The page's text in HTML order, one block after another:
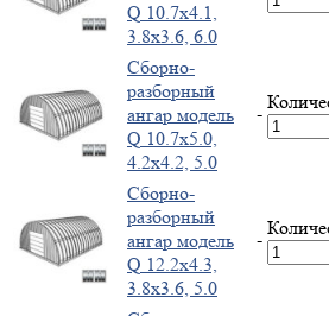
Q 10.7x4.1,
3.8x3.6, 6.0
Cборно-
разборный
ангар модель
Q 10.7x5.0,
4.2x4.2, 5.0
-
Cборно-
разборный
ангар модель
Q 12.2x4.3,
3.8x3.6, 5.0
-